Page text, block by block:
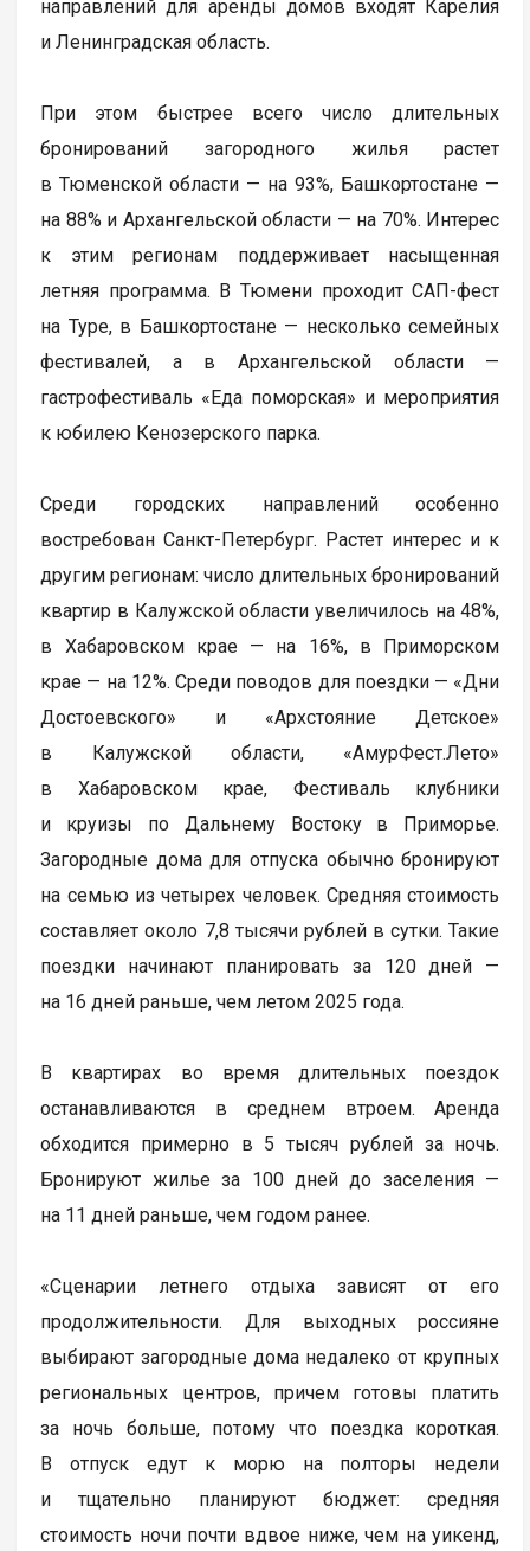
направлений для аренды домов входят Карелия
и Ленинградская область.
При этом быстрее всего число длительных
бронирований загородного жилья растет
в Тюменской области — на 93%, Башкортостане —
на 88% и Архангельской области — на 70%. Интерес
к этим регионам поддерживает насыщенная
летняя программа. В Тюмени проходит САП-фест
на Туре, в Башкортостане — несколько семейных
фестивалей, а в Архангельской области —
гастрофестиваль «Еда поморская» и мероприятия
к юбилею Кенозерского парка.
Среди городских направлений особенно
востребован Санкт-Петербург. Растет интерес и к
другим регионам: число длительных бронирований
квартир в Калужской области увеличилось на 48%,
в Хабаровском крае — на 16%, в Приморском
крае — на 12%. Среди поводов для поездки — «Дни
Достоевского» и «Архстояние Детское»
в Калужской области, «АмурФест.Лето»
в Хабаровском крае, Фестиваль клубники
и круизы по Дальнему Востоку в Приморье.
Загородные дома для отпуска обычно бронируют
на семью из четырех человек. Средняя стоимость
составляет около 7,8 тысячи рублей в сутки. Такие
поездки начинают планировать за 120 дней —
на 16 дней раньше, чем летом 2025 года.
В квартирах во время длительных поездок
останавливаются в среднем втроем. Аренда
обходится примерно в 5 тысяч рублей за ночь.
Бронируют жилье за 100 дней до заселения —
на 11 дней раньше, чем годом ранее.
«Сценарии летнего отдыха зависят от его
продолжительности. Для выходных россияне
выбирают загородные дома недалеко от крупных
региональных центров, причем готовы платить
за ночь больше, потому что поездка короткая.
В отпуск едут к морю на полторы недели
и тщательно планируют бюджет: средняя
стоимость ночи почти вдвое ниже, чем на уикенд,